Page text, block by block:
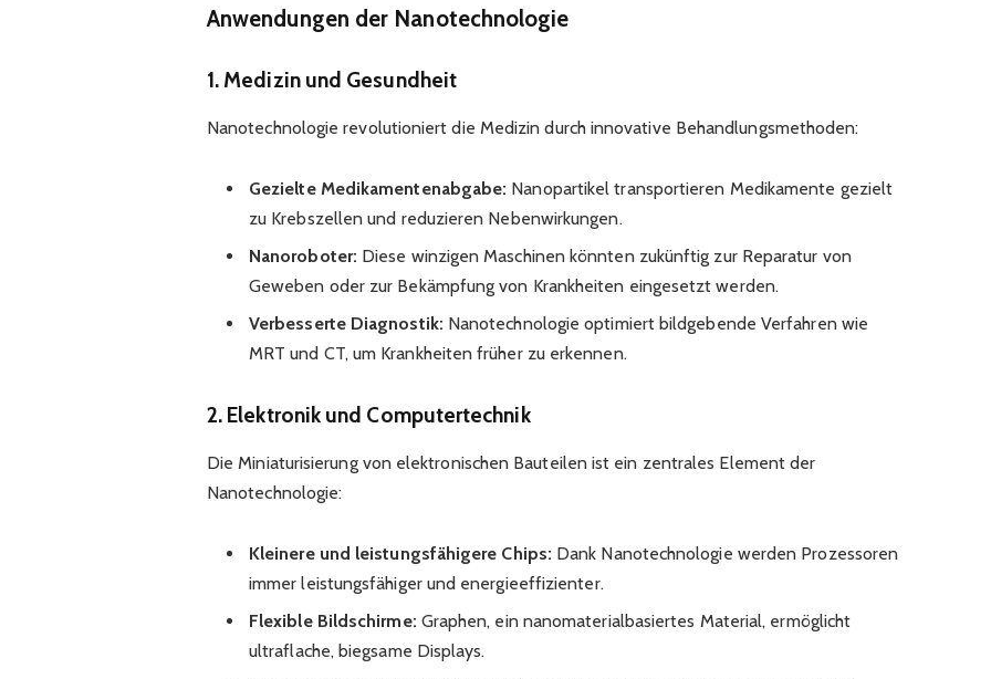
Anwendungen der Nanotechnologie
1. Medizin und Gesundheit
Nanotechnologie revolutioniert die Medizin durch innovative Behandlungsmethoden:
Gezielte Medikamentenabgabe: Nanopartikel transportieren Medikamente gezielt
zu Krebszellen und reduzieren Nebenwirkungen.
Nanoroboter: Diese winzigen Maschinen könnten zukünftig zur Reparatur von
Geweben oder zur Bekämpfung von Krankheiten eingesetzt werden.
Verbesserte Diagnostik: Nanotechnologie optimiert bildgebende Verfahren wie
MRT und CT, um Krankheiten früher zu erkennen.
2. Elektronik und Computertechnik
Die Miniaturisierung von elektronischen Bauteilen ist ein zentrales Element der
Nanotechnologie:
Kleinere und leistungsfähigere Chips: Dank Nanotechnologie werden Prozessoren
immer leistungsfähiger und energieeffizienter.
Flexible Bildschirme: Graphen, ein nanomaterialbasiertes Material, ermöglicht
ultraflache, biegsame Displays.